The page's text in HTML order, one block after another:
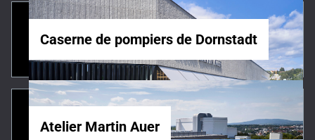
Caserne de pompiers de Dornstadt
Atelier Martin Auer